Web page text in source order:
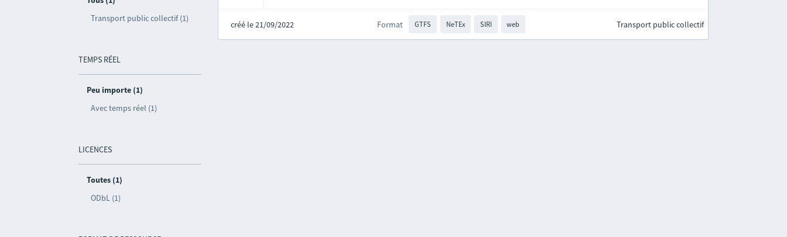
Transport public collectif (1)
TEMPS RÉEL
Peu importe (1)
Avec temps réel (1)
LICENCES
Toutes (1)
ODbL (1)
créé le 21/09/2022 Format GTFS NeTEx SIRI web Transport public collectif